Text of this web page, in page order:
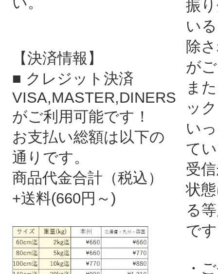
【決済情報】
■ クレジット決済
VISA,MASTER,DINERS
がご利用可能です！
お支払い総額は以下の
通りです。
商品代金合計（税込）
+送料(660円～)
振
い
除
が
ま
ッ
い
て
受
状
る
で
・